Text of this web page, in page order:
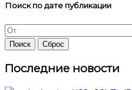
Поиск по дате публикации
Последние новости